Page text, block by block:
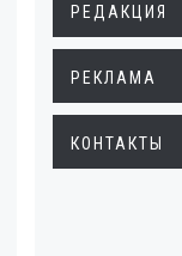
РЕДАКЦИЯ
РЕКЛАМА
КОНТАКТЫ